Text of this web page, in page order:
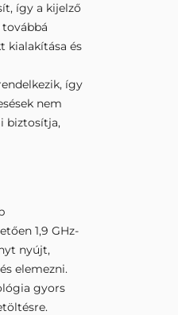
így a kijelző
kialakítása és
így
nem
biztosítja,
1,9 GHz-
nyújt,
elemezni.
gyors